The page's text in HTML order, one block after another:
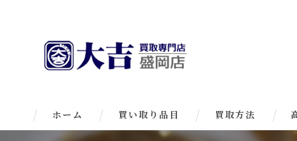
ホーム 買い取り品目 買取方法